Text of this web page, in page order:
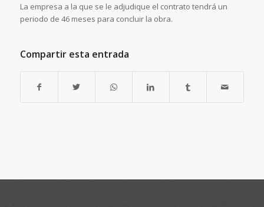
La empresa a la que se le adjudique el contrato tendrá un
periodo de 46 meses para concluir la obra.
Compartir esta entrada